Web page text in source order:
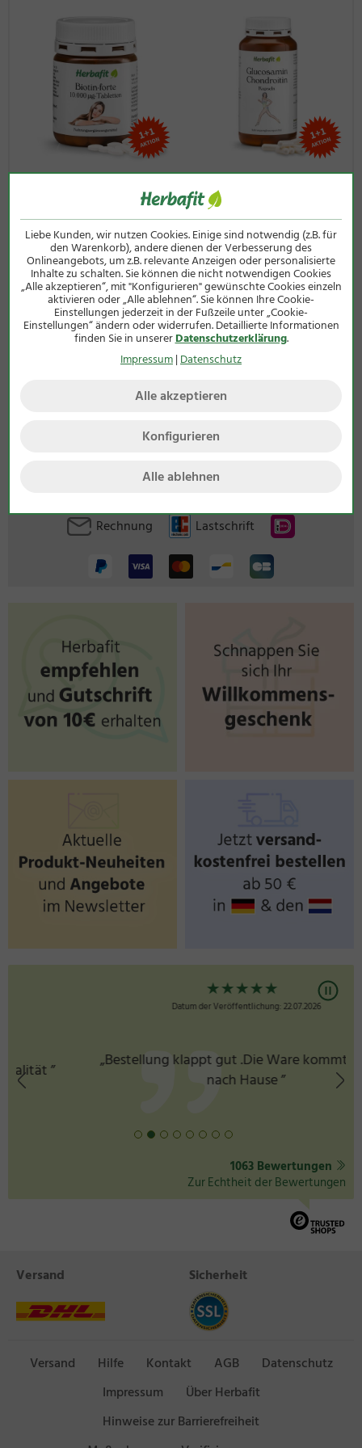
Liebe Kunden, wir nutzen Cookies. Einige sind notwendig (z.B. für
den Warenkorb), andere dienen der Verbesserung des
Onlineangebots, um z.B. relevante Anzeigen oder personalisierte
Inhalte zu schalten. Sie können die nicht notwendigen Cookies
„Alle akzeptieren“, mit "Konfigurieren" gewünschte Cookies einzeln
aktivieren oder „Alle ablehnen“. Sie können Ihre Cookie-
Einstellungen jederzeit in der Fußzeile unter „Cookie-
Einstellungen“ ändern oder widerrufen. Detaillierte Informationen
finden Sie in unsererDatenschutzerklärung.
Impressum| Datenschutz
Alle akzeptieren
Konfigurieren
Alle ablehnen
gesunde Lebensweise. Außerhalb der Reichweite von kleinen
Kindern aufbewahren.
Zutaten:Moringa-oleifera-Pulver (82 %), Gelatine,
Trennmittel Magnesiumstearat.
Verzehrsempfehlung:3 x täglich 1–3 Kapseln mit
ausreichend Flüssigkeit einnehmen.
Qualität und Herkunft
Herstellung in Deutschland
82 % reines Moringa-oleifera-Blattpulver
Ganzes Blatt, kein konzentrierter Extrakt
pro Kapsel
pro Tagesdosis
(= 9 Kapseln)
Moringa-oleifera-Pulver
500 mg
4500 mg
Noch kein Nährstoffbezugswert für die tägliche Zufuhr
gemäß VO (EU) Nr. 1169/2011 vorhanden.
180 Tabletten
12,50 €
(40g / 1 kg = 312,50 €)
inkl. MwSt zzgl.Versandkosten
Glucosamin-Chondroitin-
Kapseln
240 Kapseln
28,00 €
(200g / 1 kg = 140,00 €)
inkl. MwSt zzgl.Versandkosten
Rechnung Lastschrift
★
Datum der Veröffentlichung: 22.07.2026
„Bestellung klappt gut .Die Ware kommt schnell
nach Hause ”
1063 Bewertungen
Zur Echtheit der Bewertungen
Versand Sicherheit
Versand Hilfe Kontakt AGB
Datenschutz
Impressum
Über Herbafit
Hinweise zur Barrierefreiheit